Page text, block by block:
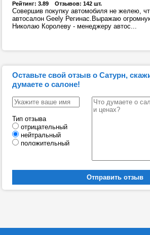
Рейтинг: 3.89 Отзывов: 142 шт.
Совершив покупку автомобиля не желею,
автосалон Geely Регинас.Выражаю
Николаю Королеву - менеджеру автос...
Оставьте свой отзыв о Сатурн,
думаете о салоне!
Тип отзыва
отрицательный
нейтральный
положительный